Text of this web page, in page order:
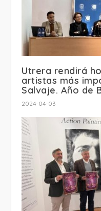
Utrera rendirá
artistas más
Salvaje. Año de
2024-04-03